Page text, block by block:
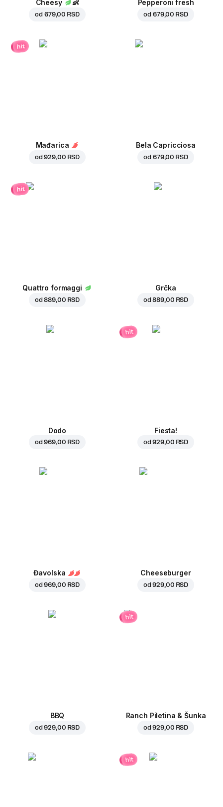
Cheesy 👶
od 679,00 RSD
Pepperoni fresh
od 679,00 RSD
hit
Mađarica
od929,00 RSD
Bela Capricciosa
od 679,00 RSD
hit
Quattro formaggi
od889,00 RSD
Grčka
od889,00 RSD
Dodo
od969,00 RSD
hit
Fiesta!
od929,00 RSD
Đavolska
od969,00 RSD
Cheeseburger
od929,00 RSD
BBQ
od929,00 RSD
hit
Ranch Piletina & Šunka
od929,00 RSD
hit